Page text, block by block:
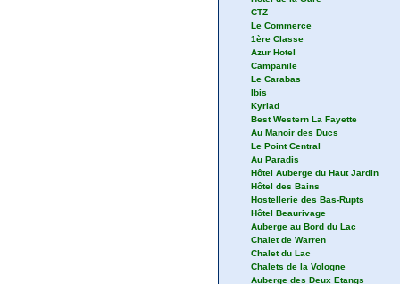
CTZ
Le Commerce
1ère Classe
Azur Hotel
Campanile
Le Carabas
Ibis
Kyriad
Best Western La Fayette
Au Manoir des Ducs
Le Point Central
Au Paradis
Hôtel Auberge du Haut Jardin
Hôtel des Bains
Hostellerie des Bas-Rupts
Hôtel Beaurivage
Auberge au Bord du Lac
Chalet de Warren
Chalet du Lac
Chalets de la Vologne
Auberge des Deux Etangs